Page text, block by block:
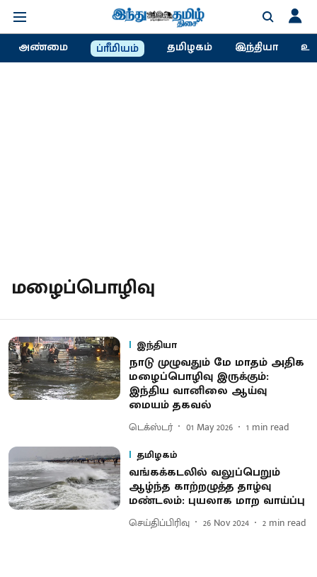
அண்மை ப்ரீமியம் தமிழகம் இந்தியா
மழைப்பொழிவு
இந்தியா
நாடு முழுவதும் மே மாதம் அதிக
மழைப்பொழிவு இருக்கும்:
இந்திய வானிலை ஆய்வு
மையம் தகவல்
டெக்ஸ்டர் 01 May 2026 1 min read
தமிழகம்
வங்கக்கடலில் வலுப்பெறும்
ஆழ்ந்த காற்றழுத்த தாழ்வு
மண்டலம்: புயலாக மாற வாய்ப்பு
செய்திப்பிரிவு 26 Nov 2024 2 min read